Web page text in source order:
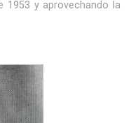
1953 y aprovechando la